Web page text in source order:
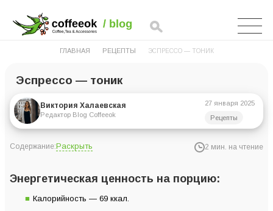
ГЛАВНАЯ РЕЦЕПТЫ ЭСПРЕССО — ТОНИК
Эспрессо — тоник
Виктория Халаевская
Редактор Blog Coffeeok
27 января 2025
Рецепты
Содержание:Раскрыть 2 мин. на чтение
Инструкция приготовления:
Энергетическая ценность на порцию:
Калорийность — 69 ккал.